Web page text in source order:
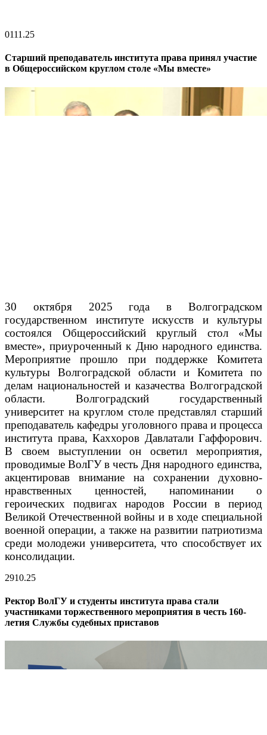
0111.25
Старший преподаватель института права принял участие
в Общероссийском круглом столе «Мы вместе»
30 октября 2025 года в Волгоградском
государственном институте искусств и культуры
состоялся Общероссийский круглый стол «Мы
вместе», приуроченный к Дню народного единства.
Мероприятие прошло при поддержке Комитета
культуры Волгоградской области и Комитета по
делам национальностей и казачества Волгоградской
области. Волгоградский государственный
университет на круглом столе представлял старший
преподаватель кафедры уголовного права и процесса
института права, Каххоров Давлатали Гаффорович.
В своем выступлении он осветил мероприятия,
проводимые ВолГУ в честь Дня народного единства,
акцентировав внимание на сохранении духовно-
нравственных ценностей, напоминании о
героических подвигах народов России в период
Великой Отечественной войны и в ходе специальной
военной операции, а также на развитии патриотизма
среди молодежи университета, что способствует их
консолидации.
2910.25
Ректор ВолГУ и студенты института права стали
участниками торжественного мероприятия в честь 160-
летия Службы судебных приставов